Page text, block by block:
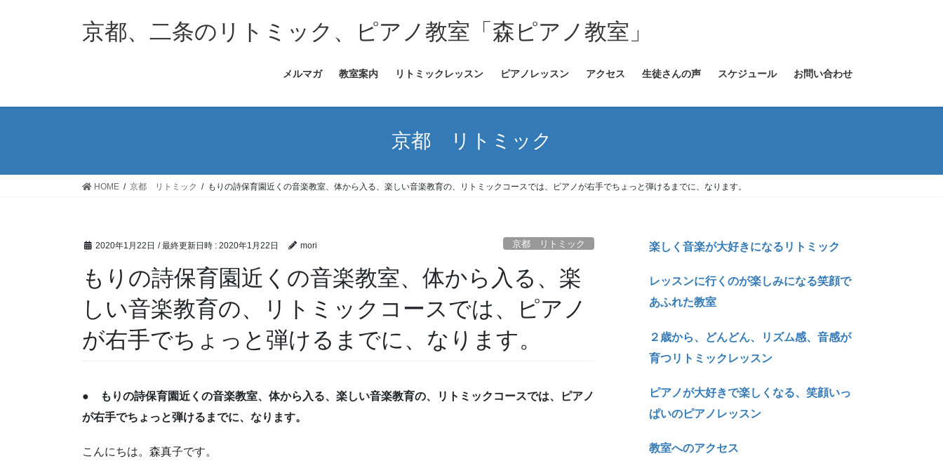
ス
ン
京都、二条のリトミック、ピアノ教室「森ピアノ教室」
メルマガ 教室案内 リトミックレッスン ピアノレッスン アクセス 生徒さんの声 スケジュール お問い合わせ
京都 リトミック
HOME 京都 リトミック もりの詩保育園近くの音楽教室、体から入る、楽しい音楽教育の、リトミックコースでは、ピアノが右手でちょっと弾けるまでに、なります。
2020年1月22日 / 最終更新日時 : 2020年1月22日 mori 京都 リトミック
もりの詩保育園近くの音楽教室、体から入る、楽
しい音楽教育の、リトミックコースでは、ピアノ
が右手でちょっと弾けるまでに、なります。
● もりの詩保育園近くの音楽教室、体から入る、楽しい音楽教育の、リトミックコースでは、ピアノ
が右手でちょっと弾けるまでに、なります。
こんにちは。森真子です。
楽しく音楽が大好きになるリトミック
レッスンに行くのが楽しみになる笑顔で
あふれた教室
２歳から、どんどん、リズム感、音感が
育つリトミックレッスン
ピアノが大好きで楽しくなる、笑顔いっ
ぱいのピアノレッスン
教室へのアクセス